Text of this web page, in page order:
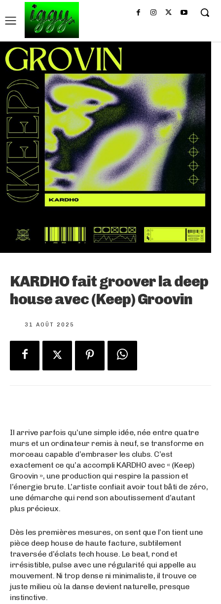
KARDHO fait groover la deep
house avec (Keep) Groovin
31 AOÛT 2025
Il arrive parfois qu’une simple idée, née entre quatre
murs et un ordinateur remis à neuf, se transforme en
morceau capable d’embraser les clubs. C’est
exactement ce qu’a accompli KARDHO avec « (Keep)
Groovin », une production qui respire la passion et
l’énergie brute. L’artiste confiait avoir tout bâti de zéro,
une démarche qui rend son aboutissement d’autant
plus précieux.
Dès les premières mesures, on sent que l’on tient une
pièce deep house de haute facture, subtilement
traversée d’éclats tech house. Le beat, rond et
irrésistible, pulse avec une régularité qui appelle au
mouvement. Ni trop dense ni minimaliste, il trouve ce
juste milieu où la danse devient naturelle, presque
instinctive.